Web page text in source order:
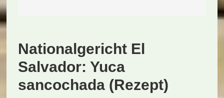
Nationalgericht El
Salvador: Yuca
sancochada (Rezept)